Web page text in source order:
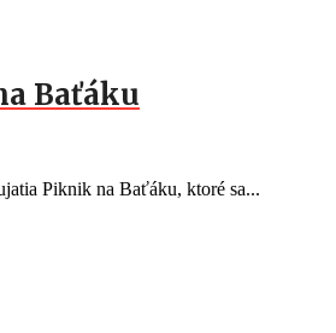
Baťáku
Piknik na Baťáku, ktoré sa...